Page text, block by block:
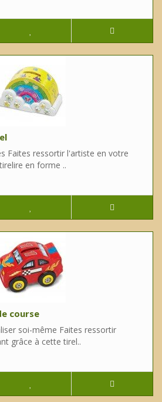
Faites ressortir l'artiste en votre
en forme ..
course
soi-même Faites ressortir
grâce à cette tirel..